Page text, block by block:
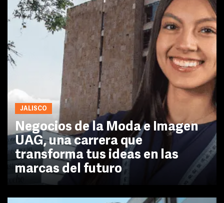
JALISCO
Negocios de la Moda e Imagen
UAG, una carrera que
transforma tus ideas en las
marcas del futuro